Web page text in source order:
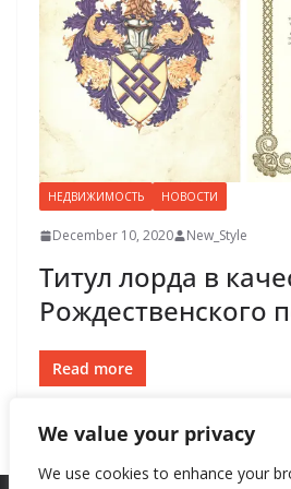
We value your privacy
We use cookies to enhance your
НЕДВИЖИМОСТЬ НОВОСТИ
December 10, 2020 New_Style
Титул лорда в
Рождественского
Read more